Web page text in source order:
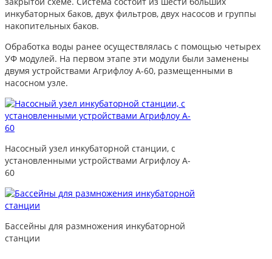
инкубаторных баков, двух фильтров, двух насосов и группы
накопительных баков.
Обработка воды ранее осуществлялась с помощью четырех
УФ модулей. На первом этапе эти модули были заменены
двумя устройствами Агрифлоу A-60, размещенными в
насосном узле.
Насосный узел инкубаторной станции, с
установленными устройствами Агрифлоу A-
60
Бассейны для размножения инкубаторной
станции